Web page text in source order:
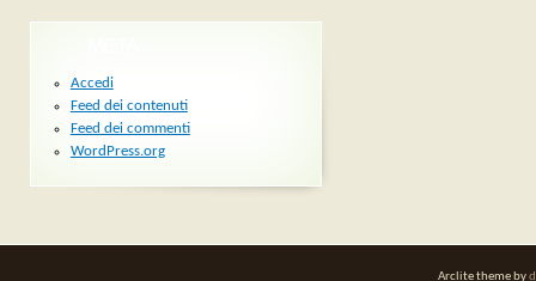
Accedi
Feed dei contenuti
Feed dei commenti
WordPress.org
Arclite theme by